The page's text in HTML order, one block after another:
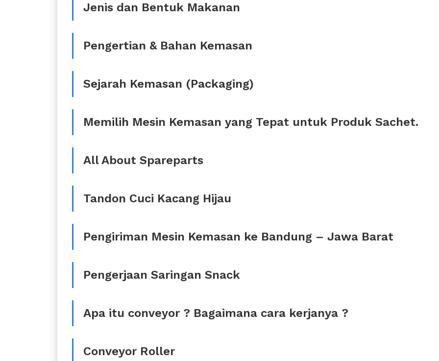
Jenis dan Bentuk Makanan
Pengertian & Bahan Kemasan
Sejarah Kemasan (Packaging)
Memilih Mesin Kemasan yang Tepat untuk Produk Sachet.
All About Spareparts
Tandon Cuci Kacang Hijau
Pengiriman Mesin Kemasan ke Bandung – Jawa Barat
Pengerjaan Saringan Snack
Apa itu conveyor ? Bagaimana cara kerjanya ?
Conveyor Roller